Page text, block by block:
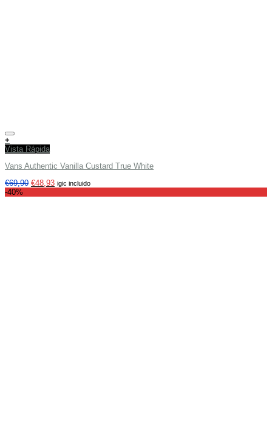
+
Vista Rápida
Vans Authentic Vanilla Custard True White
€69,90 €48,93 igic incluido
-40%